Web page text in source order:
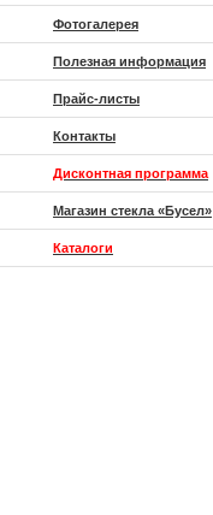
Фотогалерея
Полезная информация
Прайс-листы
Контакты
Дисконтная программа
Магазин стекла «Бусел»
Каталоги